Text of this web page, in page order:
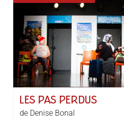
LES PAS PERDUS
de Denise Bonal